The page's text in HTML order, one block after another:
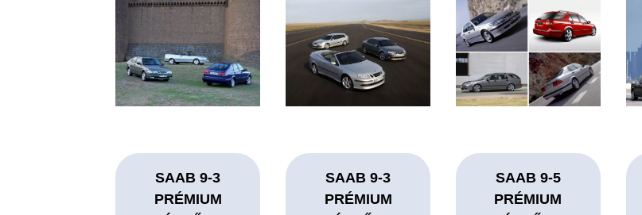
SAAB 9-3
PRÉMIUM
SAAB 9-3
PRÉMIUM
SAAB 9-5
PRÉMIUM